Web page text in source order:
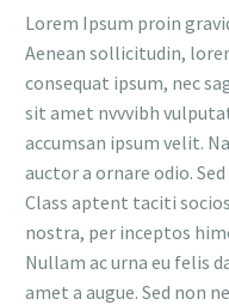
Lorem Ipsum proin
Aenean sollicitudin,
consequat ipsum, nec
sit amet nvvvibh
accumsan ipsum velit.
auctor a ornare odio.
Class aptent taciti
nostra, per inceptos
Nullam ac urna eu felis
amet a augue. Sed non